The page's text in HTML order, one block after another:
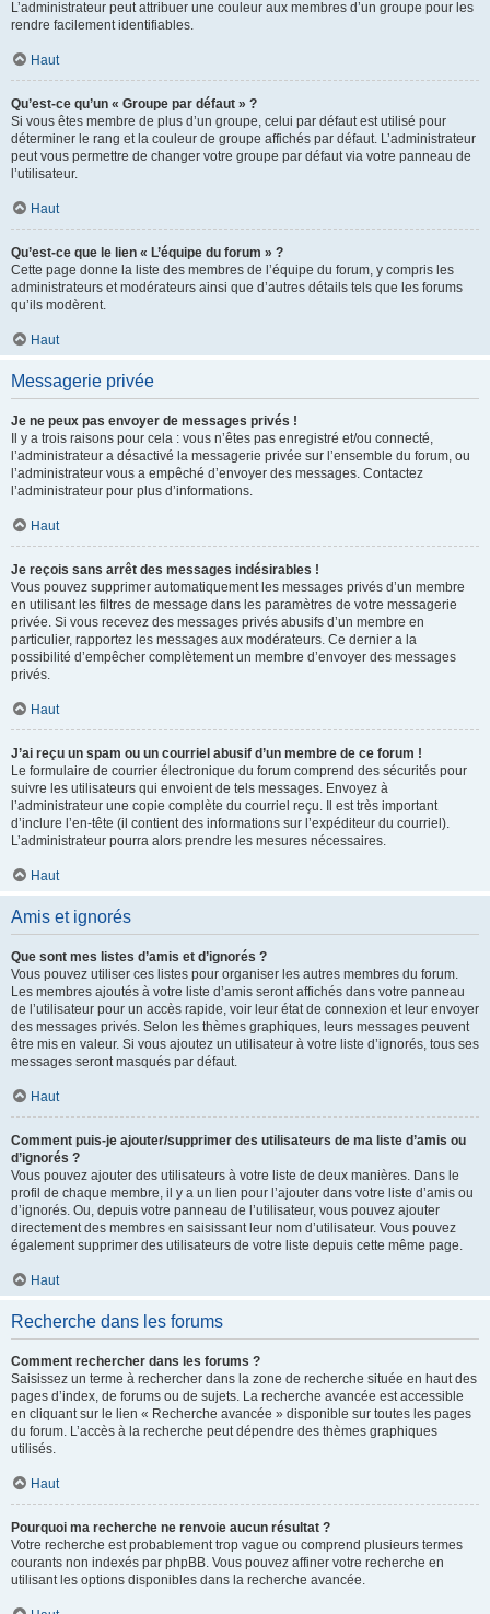
L’administrateur peut attribuer une couleur aux membres d’un groupe pour les
rendre facilement identifiables.
Haut
Qu’est-ce qu’un « Groupe par défaut » ?
Si vous êtes membre de plus d’un groupe, celui par défaut est utilisé pour
déterminer le rang et la couleur de groupe affichés par défaut. L’administrateur
peut vous permettre de changer votre groupe par défaut via votre panneau de
l’utilisateur.
Haut
Qu’est-ce que le lien « L’équipe du forum » ?
Cette page donne la liste des membres de l’équipe du forum, y compris les
administrateurs et modérateurs ainsi que d’autres détails tels que les forums
qu’ils modèrent.
Haut
Messagerie privée
Je ne peux pas envoyer de messages privés !
Il y a trois raisons pour cela : vous n’êtes pas enregistré et/ou connecté,
l’administrateur a désactivé la messagerie privée sur l’ensemble du forum, ou
l’administrateur vous a empêché d’envoyer des messages. Contactez
l’administrateur pour plus d’informations.
Haut
Je reçois sans arrêt des messages indésirables !
Vous pouvez supprimer automatiquement les messages privés d’un membre
en utilisant les filtres de message dans les paramètres de votre messagerie
privée. Si vous recevez des messages privés abusifs d’un membre en
particulier, rapportez les messages aux modérateurs. Ce dernier a la
possibilité d’empêcher complètement un membre d’envoyer des messages
privés.
Haut
J’ai reçu un spam ou un courriel abusif d’un membre de ce forum !
Le formulaire de courrier électronique du forum comprend des sécurités pour
suivre les utilisateurs qui envoient de tels messages. Envoyez à
l’administrateur une copie complète du courriel reçu. Il est très important
d’inclure l’en-tête (il contient des informations sur l’expéditeur du courriel).
L’administrateur pourra alors prendre les mesures nécessaires.
Haut
Amis et ignorés
Que sont mes listes d’amis et d’ignorés ?
Vous pouvez utiliser ces listes pour organiser les autres membres du forum.
Les membres ajoutés à votre liste d’amis seront affichés dans votre panneau
de l’utilisateur pour un accès rapide, voir leur état de connexion et leur envoyer
des messages privés. Selon les thèmes graphiques, leurs messages peuvent
être mis en valeur. Si vous ajoutez un utilisateur à votre liste d’ignorés, tous ses
messages seront masqués par défaut.
Haut
Comment puis-je ajouter/supprimer des utilisateurs de ma liste d’amis ou
d’ignorés ?
Vous pouvez ajouter des utilisateurs à votre liste de deux manières. Dans le
profil de chaque membre, il y a un lien pour l’ajouter dans votre liste d’amis ou
d’ignorés. Ou, depuis votre panneau de l’utilisateur, vous pouvez ajouter
directement des membres en saisissant leur nom d’utilisateur. Vous pouvez
également supprimer des utilisateurs de votre liste depuis cette même page.
Haut
Recherche dans les forums
Comment rechercher dans les forums ?
Saisissez un terme à rechercher dans la zone de recherche située en haut des
pages d’index, de forums ou de sujets. La recherche avancée est accessible
en cliquant sur le lien « Recherche avancée » disponible sur toutes les pages
du forum. L’accès à la recherche peut dépendre des thèmes graphiques
utilisés.
Haut
Pourquoi ma recherche ne renvoie aucun résultat ?
Votre recherche est probablement trop vague ou comprend plusieurs termes
courants non indexés par phpBB. Vous pouvez affiner votre recherche en
utilisant les options disponibles dans la recherche avancée.